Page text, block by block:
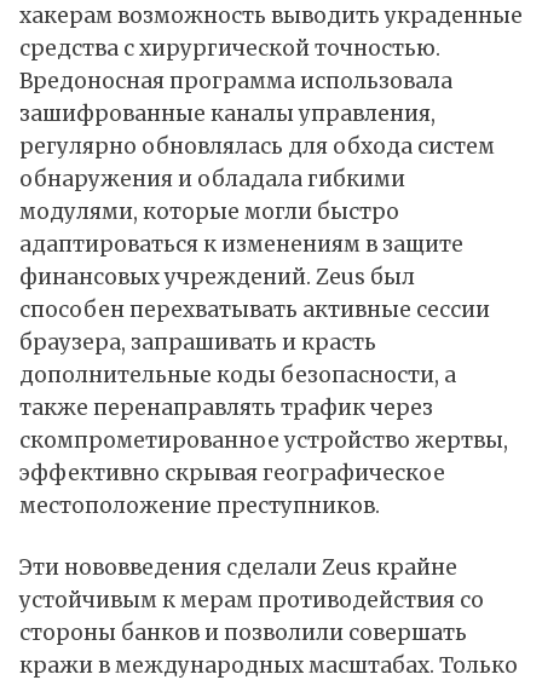
хакерам возможность выводить украденные
средства с хирургической точностью.
Вредоносная программа использовала
зашифрованные каналы управления,
регулярно обновлялась для обхода систем
обнаружения и обладала гибкими
модулями, которые могли быстро
адаптироваться к изменениям в защите
финансовых учреждений. Zeus был
способен перехватывать активные сессии
браузера, запрашивать и красть
дополнительные коды безопасности, а
также перенаправлять трафик через
скомпрометированное устройство жертвы,
эффективно скрывая географическое
местоположение преступников.
Эти нововведения сделали Zeus крайне
устойчивым к мерам противодействия со
стороны банков и позволили совершать
кражи в международных масштабах. Только